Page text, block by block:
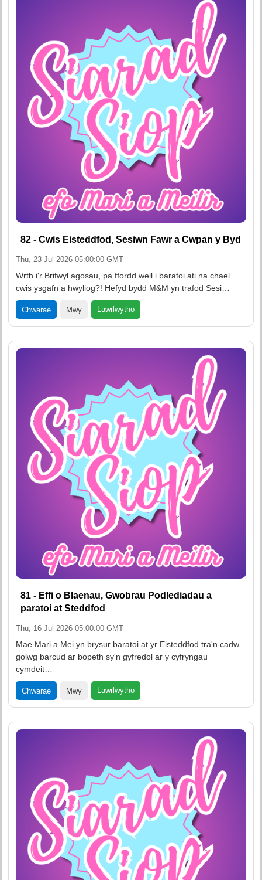
82 - Cwis Eisteddfod, Sesiwn Fawr a Cwpan y Byd
Thu, 23 Jul 2026 05:00:00 GMT
Wrth i'r Brifwyl agosau, pa ffordd well i baratoi ati na chael
cwis ysgafn a hwyliog?! Hefyd bydd M&M yn trafod Sesi…
Chwarae Mwy Lawrlwytho
81 - Effi o Blaenau, Gwobrau Podlediadau a
paratoi at Steddfod
Thu, 16 Jul 2026 05:00:00 GMT
Mae Mari a Mei yn brysur baratoi at yr Eisteddfod tra'n cadw
golwg barcud ar bopeth sy'n gyfredol ar y cyfryngau
cymdeit…
Chwarae Mwy Lawrlwytho